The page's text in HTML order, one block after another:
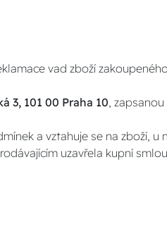
vad zboží
3, 101 00 Praha 10,
a vztahuje se na zboží,
uzavřela kupní